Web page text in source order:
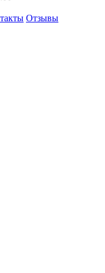
Отзывы